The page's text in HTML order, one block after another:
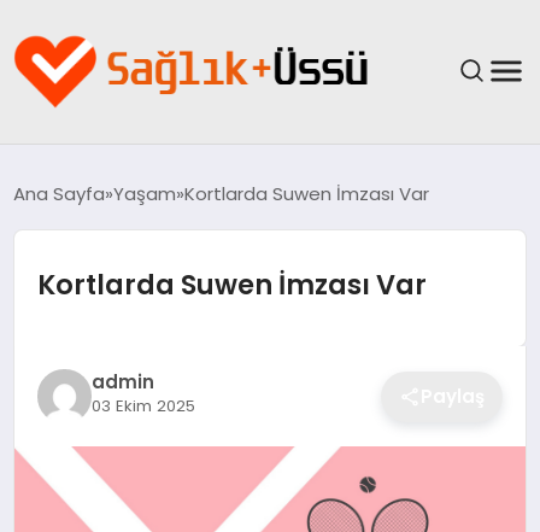
YAŞAM
SAĞLIK
SPOR & FITNESS
BESLENME
Ana Sayfa Yaşam Kortlarda Suwen İmzası Var
Kortlarda Suwen İmzası Var
admin
03 Ekim 2025